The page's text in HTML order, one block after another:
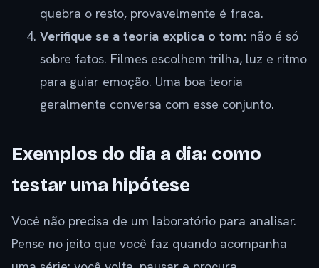
quebra o resto, provavelmente é fraca.
Verifique se a teoria explica o tom: não é só
sobre fatos. Filmes escolhem trilha, luz e ritmo
para guiar emoção. Uma boa teoria
geralmente conversa com esse conjunto.
Exemplos do dia a dia: como
testar uma hipótese
Você não precisa de um laboratório para analisar.
Pense no jeito que você faz quando acompanha